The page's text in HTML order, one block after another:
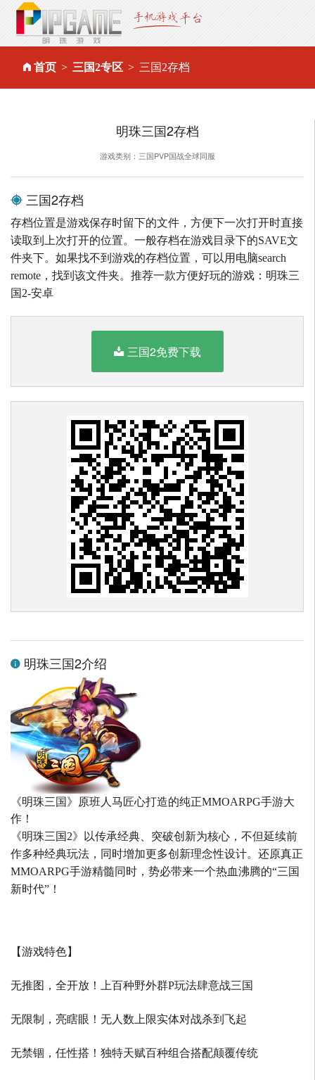
首页 三国2专区 三国2存档
明珠三国2存档
游戏类别：三国PVP国战全球同服
三国2存档
存档位置是游戏保存时留下的文件，方便下一次打开时直接
读取到上次打开的位置。一般存档在游戏目录下的SAVE文
件夹下。如果找不到游戏的存档位置，可以用电脑search
remote，找到该文件夹。推荐一款方便好玩的游戏：明珠三
国2-安卓
三国2免费下载
明珠三国2介绍
《明珠三国》原班人马匠心打造的纯正MMOARPG手游大
作！
《明珠三国2》以传承经典、突破创新为核心，不但延续前
作多种经典玩法，同时增加更多创新理念性设计。还原真正
MMOARPG手游精髓同时，势必带来一个热血沸腾的“三国
新时代”！
【游戏特色】
无推图，全开放！上百种野外群P玩法肆意战三国
无限制，亮瞎眼！无人数上限实体对战杀到飞起
无禁锢，任性搭！独特天赋百种组合搭配颠覆传统